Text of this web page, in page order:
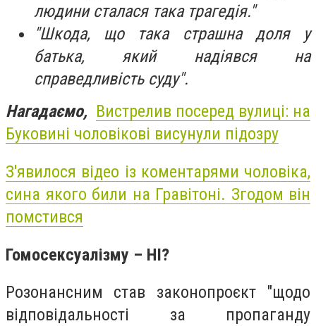
людини сталася така трагедія."
"Шкода, що така страшна доля у
батька, який надіявся на
справедливість суду".
Нагадаємо, Вистрелив посеред вулиці: на
Буковині чоловікові висунули підозру
З'явилося відео із коментарями чоловіка,
сина якого били на Гравітоні. Згодом він
помстився
Гомосексуалізму – НІ?
Розонансним став законопроєкт "щодо
відповідальності за пропаганду